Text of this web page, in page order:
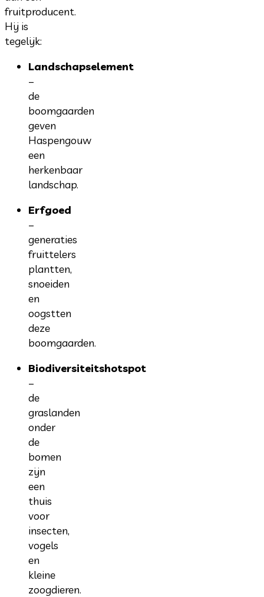
fruitproducent.
Hij is
tegelijk:
Landschapselement
–
de
boomgaarden
geven
Haspengouw
een
herkenbaar
landschap.
Erfgoed
–
generaties
fruittelers
plantten,
snoeiden
en
oogstten
deze
boomgaarden.
Biodiversiteitshotspot
–
de
graslanden
onder
de
bomen
zijn
een
thuis
voor
insecten,
vogels
en
kleine
zoogdieren.